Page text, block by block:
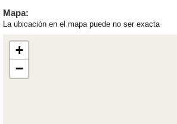
Mapa:
La ubicación en el mapa puede no ser exacta
+
−